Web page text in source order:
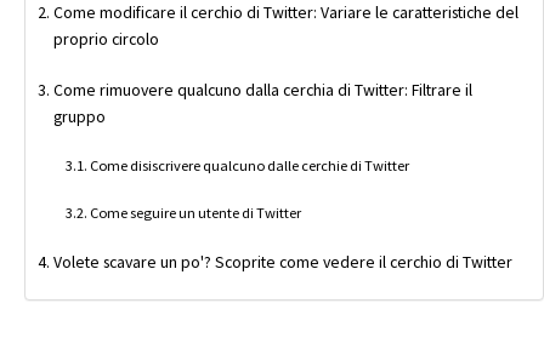
Come modificare il cerchio di Twitter: Variare le caratteristiche del
proprio circolo
Come rimuovere qualcuno dalla cerchia di Twitter: Filtrare il
gruppo
Come disiscrivere qualcuno dalle cerchie di Twitter
Come seguire un utente di Twitter
Volete scavare un po'? Scoprite come vedere il cerchio di Twitter